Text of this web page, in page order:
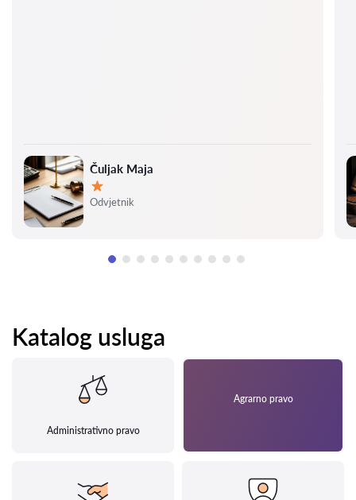
Čuljak Maja
Ocjena:
Odvjetnik
Katalog usluga
Administrativno pravo
Agrarno pravo